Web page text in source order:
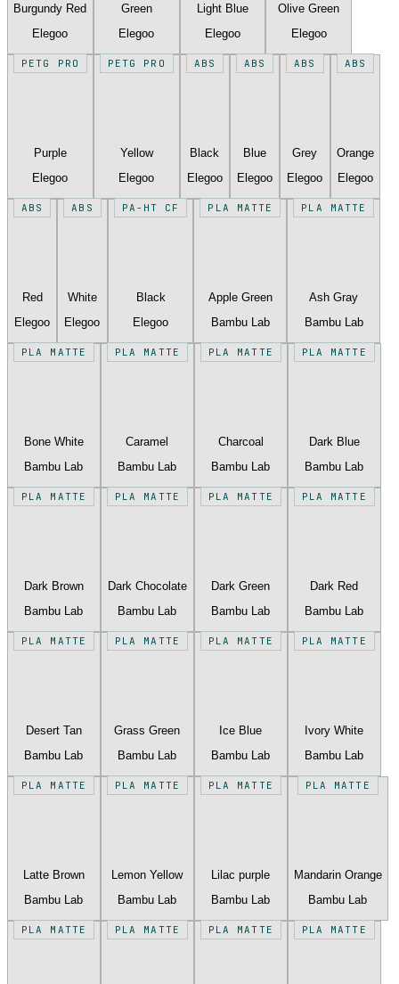
Burgundy Red
Elegoo
Green
Elegoo
Light Blue
Elegoo
Olive Green
Elegoo
PETG PRO
Purple
Elegoo
PETG PRO
Yellow
Elegoo
ABS
Black
Elegoo
ABS
Blue
Elegoo
ABS
Grey
Elegoo
ABS
Orange
Elegoo
ABS
Red
Elegoo
ABS
White
Elegoo
PA-HT CF
Black
Elegoo
PLA MATTE
Apple Green
Bambu Lab
PLA MATTE
Ash Gray
Bambu Lab
PLA MATTE
Bone White
Bambu Lab
PLA MATTE
Caramel
Bambu Lab
PLA MATTE
Charcoal
Bambu Lab
PLA MATTE
Dark Blue
Bambu Lab
PLA MATTE
Dark Brown
Bambu Lab
PLA MATTE
Dark Chocolate
Bambu Lab
PLA MATTE
Dark Green
Bambu Lab
PLA MATTE
Dark Red
Bambu Lab
PLA MATTE
Desert Tan
Bambu Lab
PLA MATTE
Grass Green
Bambu Lab
PLA MATTE
Ice Blue
Bambu Lab
PLA MATTE
Ivory White
Bambu Lab
PLA MATTE
Latte Brown
Bambu Lab
PLA MATTE
Lemon Yellow
Bambu Lab
PLA MATTE
Lilac purple
Bambu Lab
PLA MATTE
Mandarin Orange
Bambu Lab
PLA MATTE PLA MATTE PLA MATTE PLA MATTE